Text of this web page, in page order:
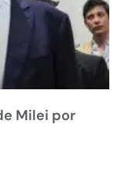
Milei por